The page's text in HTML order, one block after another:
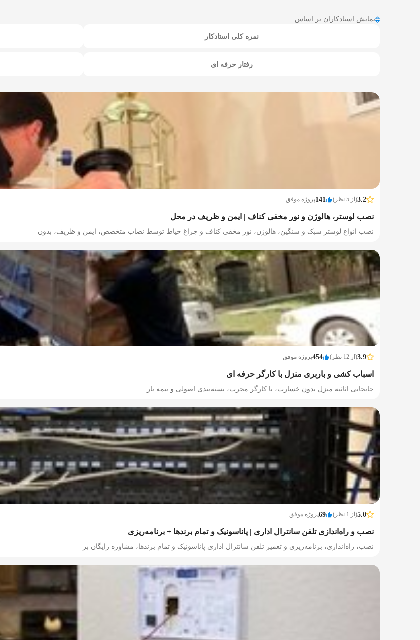
نمایش استادکاران بر اساس
نمره کلی استادکار
رفتار حرفه ای
3.2(از 5 نظر) 141پروژه موفق
نصب لوستر، هالوژن و نور مخفی کناف | ایمن و ظریف در محل
نصب انواع لوستر سبک و سنگین، هالوژن، نور مخفی کناف و چراغ حیاط توسط نصاب متخصص، ایمن و ظریف، بدون
3.9(از 12 نظر) 454پروژه موفق
اسباب کشی و باربری منزل با کارگر حرفه ای
جابجایی اثاثیه منزل بدون خسارت، با کارگر مجرب، بسته‌بندی اصولی و بیمه بار
5.0(از 1 نظر) 69پروژه موفق
نصب و راه‌اندازی تلفن سانترال اداری | پاناسونیک و تمام برندها + برنامه‌ریزی
نصب، راه‌اندازی، برنامه‌ریزی و تعمیر تلفن سانترال اداری پاناسونیک و تمام برندها، مشاوره رایگان بر